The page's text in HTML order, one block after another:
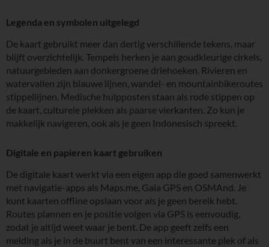
Legenda en symbolen uitgelegd
De kaart gebruikt meer dan dertig verschillende tekens, maar
blijft overzichtelijk. Tempels herken je aan goudkleurige cirkels,
natuurgebieden aan donkergroene driehoeken. Rivieren en
watervallen zijn blauwe lijnen, wandel- en mountainbikeroutes
stippellijnen. Medische hulpposten staan als rode stippen op
de kaart, culturele plekken als paarse vierkanten. Zo kun je
makkelijk navigeren, ook als je geen Indonesisch spreekt.
Digitale en papieren kaart gebruiken
De digitale kaart werkt via een eigen app die goed samenwerkt
met navigatie-apps als Maps.me, Gaia GPS en OSMAnd. Je
kunt kaarten offline opslaan voor als je geen bereik hebt.
Routes plannen en je positie volgen via GPS is eenvoudig,
zodat je altijd weet waar je bent. De app geeft zelfs een
melding als je in de buurt bent van een interessante plek of als